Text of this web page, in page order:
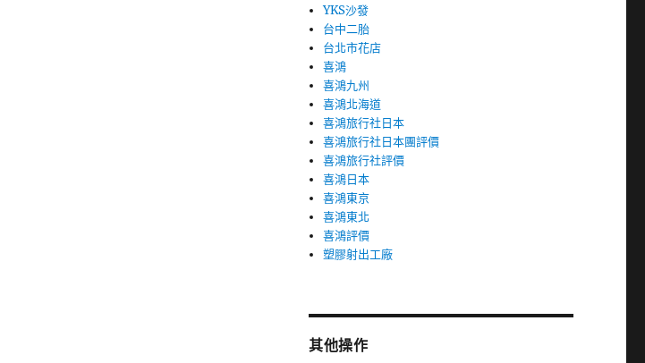
YKS沙發
台中二胎
台北市花店
喜鴻
喜鴻九州
喜鴻北海道
喜鴻旅行社日本
喜鴻旅行社日本團評價
喜鴻旅行社評價
喜鴻日本
喜鴻東京
喜鴻東北
喜鴻評價
塑膠射出工廠
其他操作